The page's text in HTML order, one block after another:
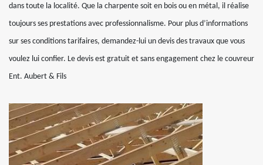
dans toute la localité. Que la charpente soit en bois ou en métal, il réalise
toujours ses prestations avec professionnalisme. Pour plus d’informations
sur ses conditions tarifaires, demandez-lui un devis des travaux que vous
voulez lui confier. Le devis est gratuit et sans engagement chez le couvreur
Ent. Aubert & Fils